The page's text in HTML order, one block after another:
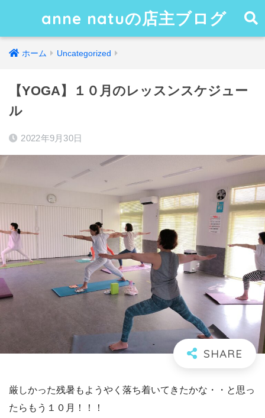
anne natuの店主ブログ
ホーム Uncategorized
【YOGA】１０月のレッスンスケジュー
ル
2022年9月30日
厳しかった残暑もようやく落ち着いてきたかな・・と思っ
たらもう１０月！！！